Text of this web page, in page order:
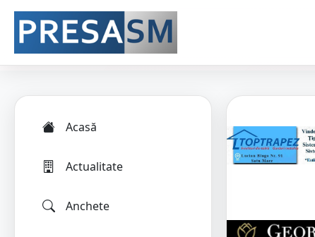
Acasă
Actualitate
Anchete